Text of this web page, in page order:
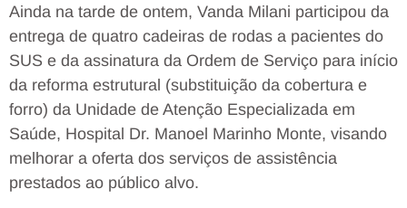
Ainda na tarde de ontem, Vanda Milani participou da
entrega de quatro cadeiras de rodas a pacientes do
SUS e da assinatura da Ordem de Serviço para início
da reforma estrutural (substituição da cobertura e
forro) da Unidade de Atenção Especializada em
Saúde, Hospital Dr. Manoel Marinho Monte, visando
melhorar a oferta dos serviços de assistência
prestados ao público alvo.